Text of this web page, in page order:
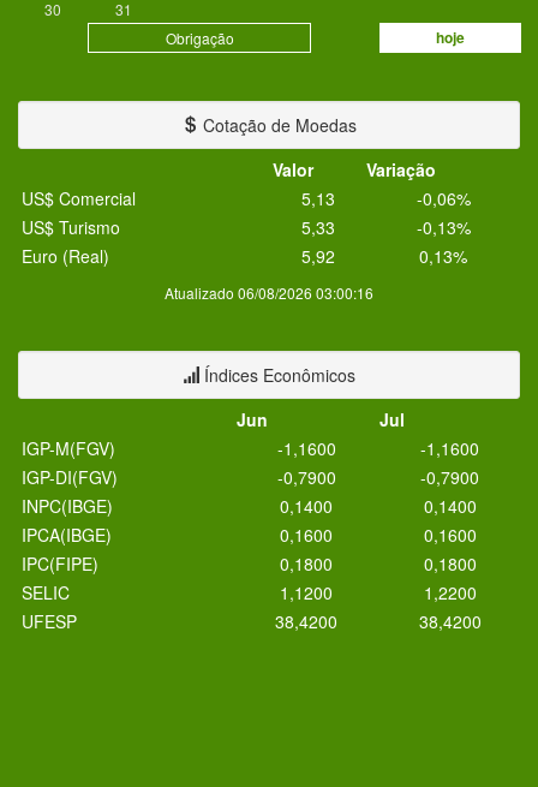
Obrigação hoje
30
31
Cotação de Moedas
Valor
Variação
Atualizado 06/08/2026 03:00:16
US$ Comercial 5,13
-0,06%
US$ Turismo
5,33
-0,13%
Euro (Real)
5,92 0,13%
Índices Econômicos
Jun
Jul
IGP-M(FGV)
-1,1600
-1,1600
IGP-DI(FGV)
-0,7900
-0,7900
INPC(IBGE)
0,1400
0,1400
IPCA(IBGE)
0,1600
0,1600
IPC(FIPE)
0,1800
0,1800
SELIC
1,1200
1,2200
UFESP
38,4200 38,4200